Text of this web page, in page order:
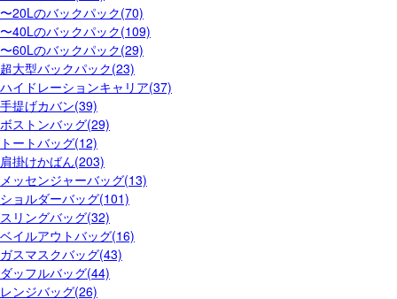
〜20Lのバックパック(70)
〜40Lのバックパック(109)
〜60Lのバックパック(29)
超大型バックパック(23)
ハイドレーションキャリア(37)
手提げカバン(39)
ボストンバッグ(29)
トートバッグ(12)
肩掛けかばん(203)
メッセンジャーバッグ(13)
ショルダーバッグ(101)
スリングバッグ(32)
ベイルアウトバッグ(16)
ガスマスクバッグ(43)
ダッフルバッグ(44)
レンジバッグ(26)